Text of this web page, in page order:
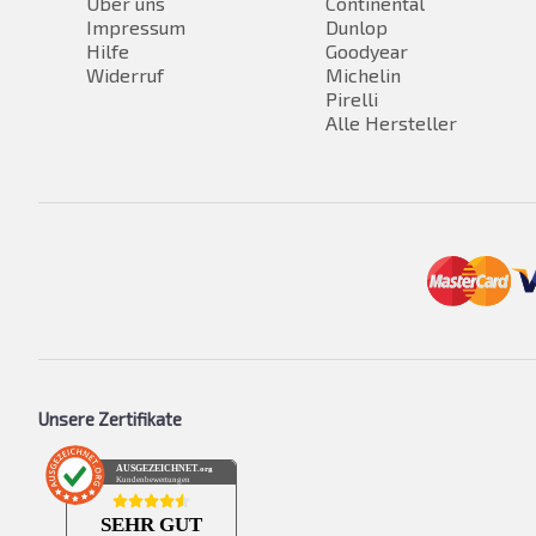
Impressum
Hilfe
Widerruf
Dunlop
Goodyear
Michelin
Pirelli
Alle Hersteller
Unsere Zertifikate
AUSGEZEICHNET.org
Kundenbewertungen
SEHR GUT